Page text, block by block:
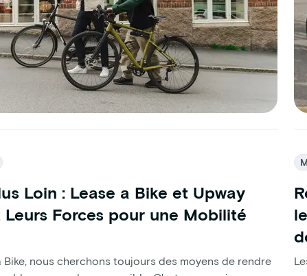
Loin : Lease a Bike et Upway
Leurs Forces pour une Mobilité
Bike, nous cherchons toujours des moyens de rendre